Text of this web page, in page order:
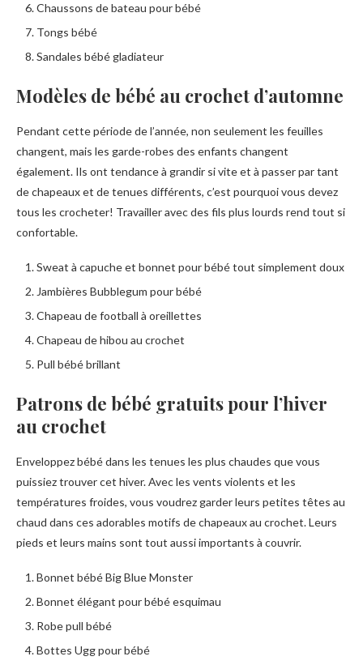
Chaussons de bateau pour bébé
Tongs bébé
Sandales bébé gladiateur
Modèles de bébé au crochet d’automne
Pendant cette période de l’année, non seulement les feuilles
changent, mais les garde-robes des enfants changent
également. Ils ont tendance à grandir si vite et à passer par tant
de chapeaux et de tenues différents, c’est pourquoi vous devez
tous les crocheter! Travailler avec des fils plus lourds rend tout si
confortable.
Sweat à capuche et bonnet pour bébé tout simplement doux
Jambières Bubblegum pour bébé
Chapeau de football à oreillettes
Chapeau de hibou au crochet
Pull bébé brillant
Patrons de bébé gratuits pour l’hiver
au crochet
Enveloppez bébé dans les tenues les plus chaudes que vous
puissiez trouver cet hiver. Avec les vents violents et les
températures froides, vous voudrez garder leurs petites têtes au
chaud dans ces adorables motifs de chapeaux au crochet. Leurs
pieds et leurs mains sont tout aussi importants à couvrir.
Bonnet bébé Big Blue Monster
Bonnet élégant pour bébé esquimau
Robe pull bébé
Bottes Ugg pour bébé